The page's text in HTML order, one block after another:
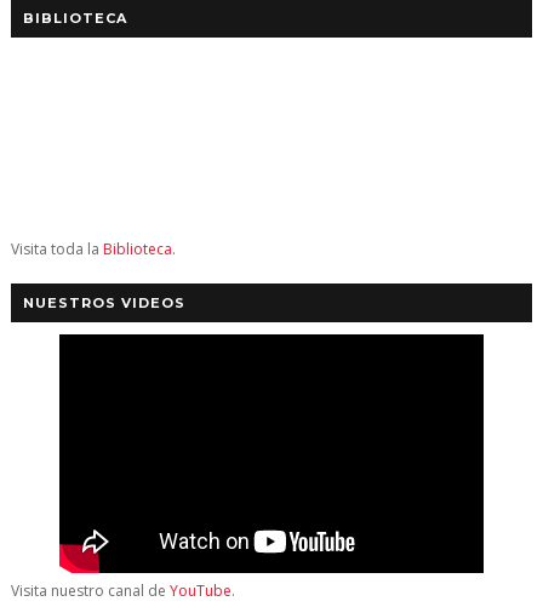
BIBLIOTECA
Visita toda la Biblioteca.
NUESTROS VIDEOS
Visita nuestro canal de YouTube.